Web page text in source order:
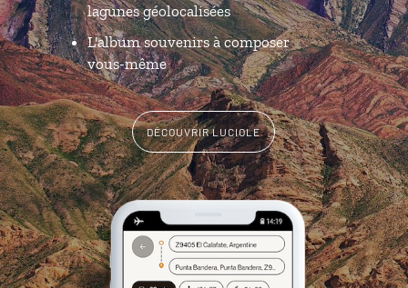
lagunes géolocalisées
L'album souvenirs à composer
vous-même
DÉCOUVRIR LUCIOLE